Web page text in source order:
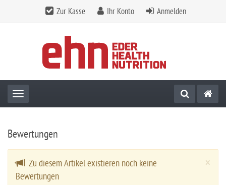
Zur Kasse Ihr Konto Anmelden
Toggle navigation
Bewertungen
×
Zu diesem Artikel existieren noch keine
Bewertungen